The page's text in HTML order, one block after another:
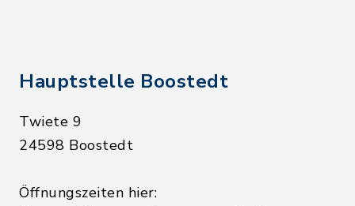
Hauptstelle Boostedt
Twiete 9
24598 Boostedt
Öffnungszeiten hier: